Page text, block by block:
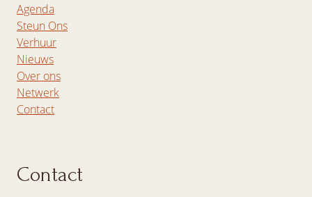
Agenda
Steun Ons
Verhuur
Nieuws
Over ons
Netwerk
Contact
Contact